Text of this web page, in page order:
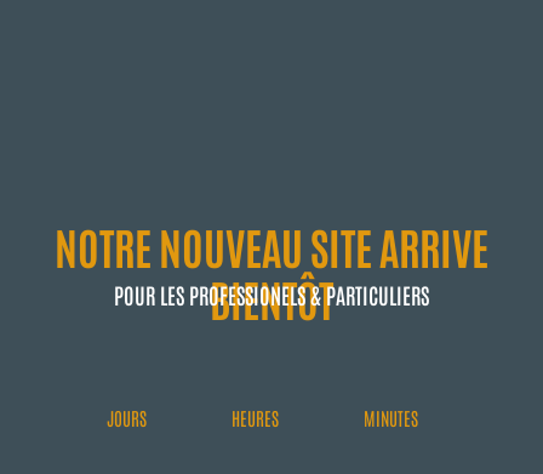
NOTRE NOUVEAU SITE ARRIVE
BIENTÔT
POUR LES PROFESSIONELS & PARTICULIERS
JOURS HEURES MINUTES